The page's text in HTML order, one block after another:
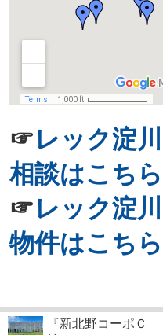
☞レック淀
相談はこちら
☞レック淀
物件はこちら
『新北野コーポＣ